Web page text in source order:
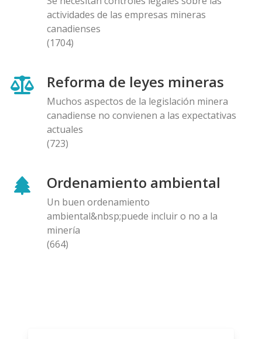
actividades de las empresas mineras
canadienses
(1704)
Reforma de leyes mineras
Muchos aspectos de la legislación minera
canadiense no convienen a las expectativas
actuales
(723)
Ordenamiento ambiental
Un buen ordenamiento
ambiental&nbsp;puede incluir o no a la
minería
(664)